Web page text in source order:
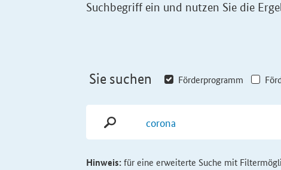
Suchbegriff ein und nutzen Sie die
Sie suchen Förderprogramm
Hinweis:für eine erweiterte Suche mit